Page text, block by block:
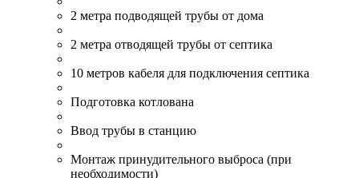
2 метра подводящей трубы от дома
2 метра отводящей трубы от септика
10 метров кабеля для подключения септика
Подготовка котлована
Ввод трубы в станцию
Монтаж принудительного выброса (при
необходимости)